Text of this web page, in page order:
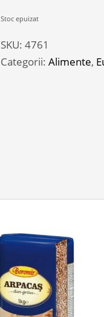
Stoc epuizat
SKU: 4761
Categorii: Alimente,